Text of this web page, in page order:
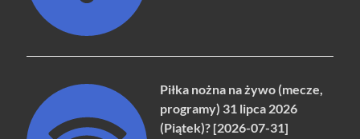
Piłka nożna na żywo (mecze,
programy) 31 lipca 2026
(Piątek)? [2026-07-31]